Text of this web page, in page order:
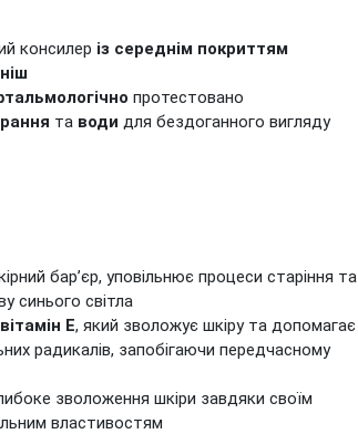
консилер із середнім покриттям
протестовано
та води для бездоганного вигляду
бар’єр, уповільнює процеси старіння та
синього світла
вітамін Е, який зволожує шкіру та допомагає
радикалів, запобігаючи передчасному
зволоження шкіри завдяки своїм
властивостям